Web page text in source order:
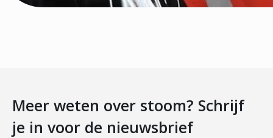
Meer weten over stoom? Schrijf
je in voor de nieuwsbrief